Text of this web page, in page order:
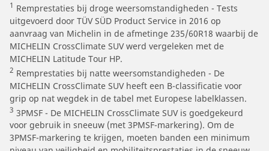
1 Remprestaties bij droge weersomstandigheden - Tests
uitgevoerd door TÜV SÜD Product Service in 2016 op
aanvraag van Michelin in de afmetinge 235/60R18 waarbij de
MICHELIN CrossClimate SUV werd vergeleken met de
MICHELIN Latitude Tour HP.
2 Remprestaties bij natte weersomstandigheden - De
MICHELIN CrossClimate SUV heeft een B-classificatie voor
grip op nat wegdek in de tabel met Europese labelklassen.
3 3PMSF - De MICHELIN CrossClimate SUV is goedgekeurd
voor gebruik in sneeuw (met 3PMSF-markering). Om de
3PMSF-markering te krijgen, moeten banden een minimum